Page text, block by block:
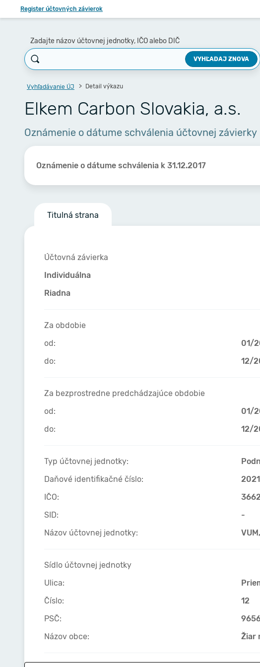
Register účtovných závierok
Zadajte názov účtovnej jednotky, IČO alebo DIČ
VYHĽADAJ ZNOVA
Vyhľadávanie ÚJ Detail výkazu
Elkem Carbon Slovakia, a.s.
Oznámenie o dátume schválenia účtovnej závierky
Oznámenie o dátume schválenia k 31.12.2017
Titulná strana
Účtovná závierka
Individuálna
Riadna
Za obdobie
od:
01/
do:
12/
Za bezprostredne predchádzajúce obdobie
od:
01/
do:
12/
Typ účtovnej jednotky:
Daňové identifikačné číslo:
IČO:
SID:
-
Názov účtovnej jednotky:
Sídlo účtovnej jednotky
Ulica:
Číslo:
12
PSČ:
Názov obce:
Žiar